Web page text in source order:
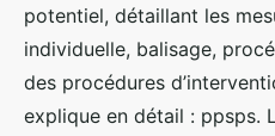
potentiel, détaillant les
individuelle, balisage,
des procédures
explique en détail : ppsps.